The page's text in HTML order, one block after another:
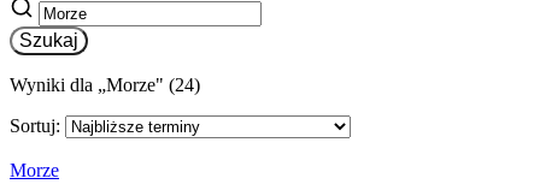
Szukaj
Wyniki dla „Morze" (24)
Sortuj:
Morze